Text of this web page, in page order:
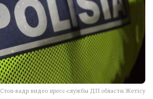
Стоп-кадр видео пресс-службы ДП области Жетісу